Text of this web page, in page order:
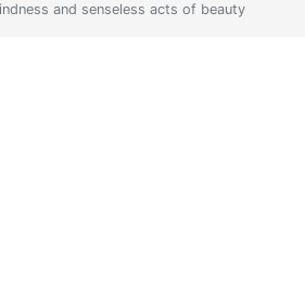
and senseless acts of beauty